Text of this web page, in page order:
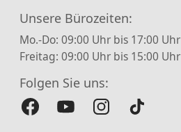
Unsere Bürozeiten:
Mo.-Do: 09:00 Uhr bis 17:00 Uhr
Freitag: 09:00 Uhr bis 15:00 Uhr
Folgen Sie uns: